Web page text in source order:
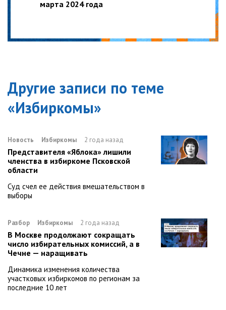
марта 2024 года
Другие записи по теме
«Избиркомы»
Новость Избиркомы 2 года назад
Представителя «Яблока» лишили
членства в избиркоме Псковской
области
Суд счел ее действия вмешательством в
выборы
Разбор Избиркомы 2 года назад
В Москве продолжают сокращать
число избирательных комиссий, а в
Чечне — наращивать
Динамика изменения количества
участковых избиркомов по регионам за
последние 10 лет